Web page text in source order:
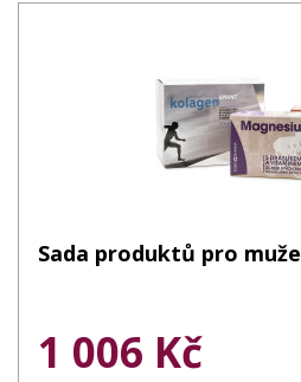
Sada produktů pro muže
1 006 Kč